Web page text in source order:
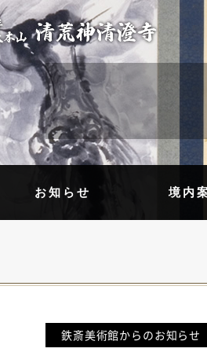
お知らせ 境内
鉄斎美術館からのお知らせ